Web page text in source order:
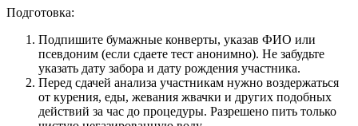
Подготовка:
Подпишите бумажные конверты, указав ФИО или
псевдоним (если сдаете тест анонимно). Не забудьте
указать дату забора и дату рождения участника.
Перед сдачей анализа участникам нужно воздержаться
от курения, еды, жевания жвачки и других подобных
действий за час до процедуры. Разрешено пить только